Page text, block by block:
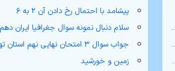
پیشامد با احتمال رخ دادن آن ۲ به ۶
سلام دنبال نمونه سوال جغرافیا ایران
جواب سوال ۳ امتحان نهایی نهم استان تهران
زمین و خورشید